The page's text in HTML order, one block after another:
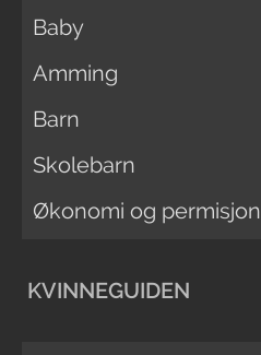
Baby
Amming
Barn
Skolebarn
Økonomi og permisjon
KVINNEGUIDEN